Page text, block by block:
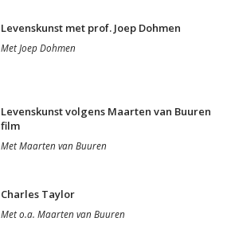
Levenskunst met prof. Joep Dohmen
MetJoep Dohmen
Levenskunst volgens Maarten van Buuren
film
MetMaarten van Buuren
Charles Taylor
Meto.a.Maarten van Buuren